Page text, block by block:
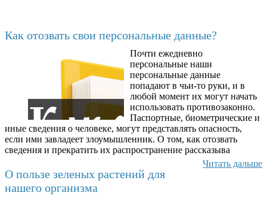
Как отозвать свои персональные данные?
Почти ежедневно
персональные наши
персональные данные
попадают в чьи-то руки, и в
любой момент их могут начать
использовать противозаконно.
Паспортные, биометрические и
иные сведения о человеке, могут представлять опасность,
если ими завладеет злоумышленник. О том, как отозвать
сведения и прекратить их распространение рассказыва
Читать дальше
О пользе зеленых растений для
нашего организма